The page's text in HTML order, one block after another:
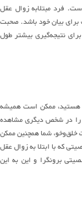
فرد مبتلابه زوال عقل
بیان خود باشد. صحبت
نتیجه‌گیری بیشتر طول
هستید، ممکن است همیشه
را در شخص دیگری مشاهده
خلق‌وخو، شما همچنین ممکن
که با ابتلا به زوال عقل
برونگرا و این به این